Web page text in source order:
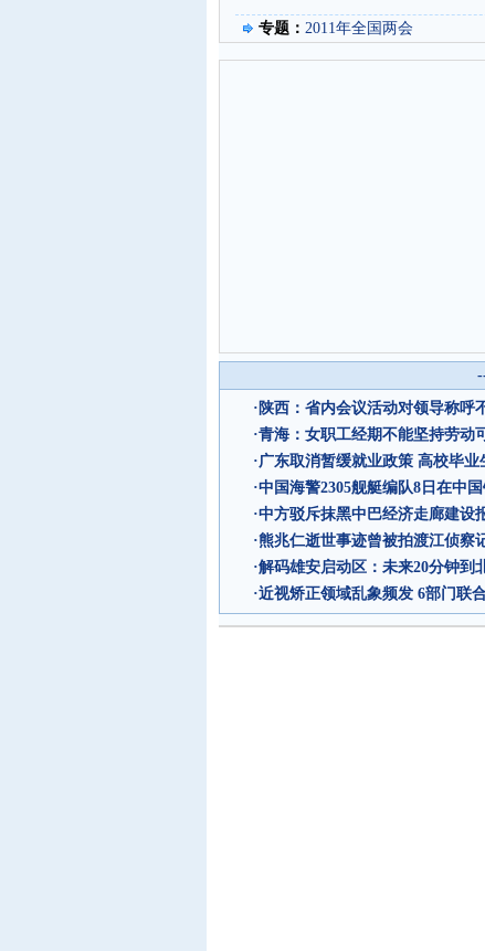
专题： 2011年全国两会
· 陕西：省内会议活动对领导称呼
·青海：女职工经期不能坚持劳动
·广东取消暂缓就业政策 高校毕业
·中国海警2305舰艇编队8日在中
·中方驳斥抹黑中巴经济走廊建设
·熊兆仁逝世事迹曾被拍渡江侦察
·解码雄安启动区：未来20分钟到
·近视矫正领域乱象频发 6部门联